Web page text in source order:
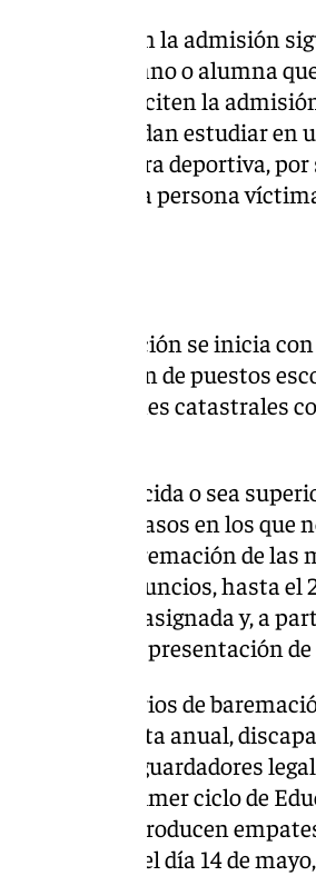
de prioridad en la admisión
del alumno o alumna
donde soliciten la
para que puedan estudiar
su carrera deportiva,
de una persona
de escolarización se inicia
de la relación de puestos
las direcciones catastrales
de plazas coincida o sea
en aquellos casos en los que
a la baremación de
tablón de anuncios, hasta el
puntuación asignada y, a
para la presentación
de los criterios de
o laboral, renta anual,
dos hijos, guardadores
en el primer ciclo de
se producen
se celebrará el día 14 de